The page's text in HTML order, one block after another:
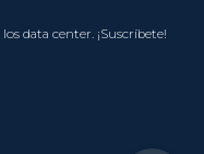
data center. ¡Suscríbete!